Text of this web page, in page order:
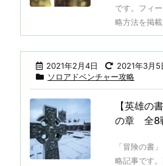
です。フィ
略方法を掲載
2021年2月4日
2021年3月5
ソロアドベンチャー攻略
【英雄の
の章 全8
「冒険の書
略記事です